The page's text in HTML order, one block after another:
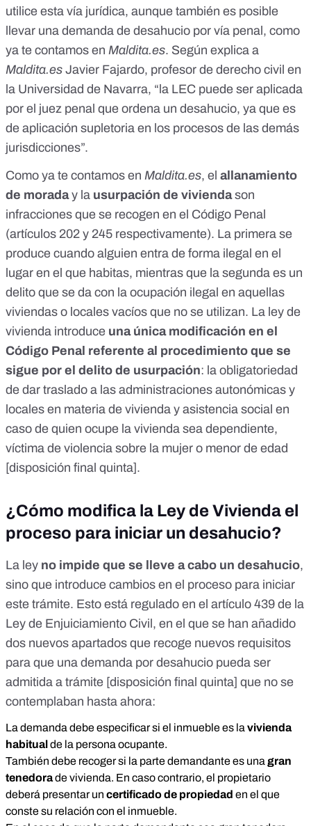
utilice esta vía jurídica, aunque también es posible
llevar una demanda de desahucio por vía penal , como
ya te contamos en Maldita.es. Según explica a
Maldita.es Javier Fajardo, profesor de derecho civil en
la Universidad de Navarra, “la LEC puede ser aplicada
por el juez penal que ordena un desahucio, ya que es
de aplicación supletoria en los procesos de las demás
jurisdicciones”.
Como ya te contamos en Maldita.es, el allanamiento
de moraday la usurpación de viviendason
infracciones que se recogen en el Código Penal
(artículos 202 y 245 respectivamente). La primera se
produce cuando alguien entra de forma ilegal en el
lugar en el que habitas, mientras que la segunda es un
delito que se da con la ocupación ilegal en aquellas
viviendas o locales vacíos que no se utilizan. La ley de
vivienda introduce una única modificación en el
Código Penal referente al procedimiento que se
sigue por el delito de usurpación: la obligatoriedad
de dar traslado a las administraciones autonómicas y
locales en materia de vivienda y asistencia social en
caso de quien ocupe la vivienda sea dependiente,
víctima de violencia sobre la mujer o menor de edad
[disposición final quinta].
¿Cómo modifica la Ley de Vivienda el
proceso para iniciar un desahucio?
La ley no impide que se lleve a cabo un desahucio,
sino que introduce cambios en el proceso para iniciar
este trámite. Esto está regulado en el artículo 439 de la
Ley de Enjuiciamiento Civil , en el que se han añadido
dos nuevos apartados que recoge nuevos requisitos
para que una demanda por desahucio pueda ser
admitida a trámite [disposición final quinta] que no se
contemplaban hasta ahora:
La demanda debe especificar si el inmueble es la vivienda
habitualde la persona ocupante.
También debe recoger si la parte demandante es una gran
tenedorade vivienda. En caso contrario, el propietario
deberá presentar un certificado de propiedad en el que
conste su relación con el inmueble.